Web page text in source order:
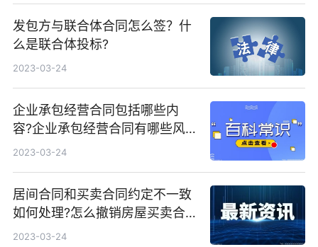
发包方与联合体合同怎么签？什
么是联合体投标?
2023-03-24
企业承包经营合同包括哪些内
容?企业承包经营合同有哪些风
险？
2023-03-24
居间合同和买卖合同约定不一致
如何处理?怎么撤销房屋买卖合
同?
2023-03-24